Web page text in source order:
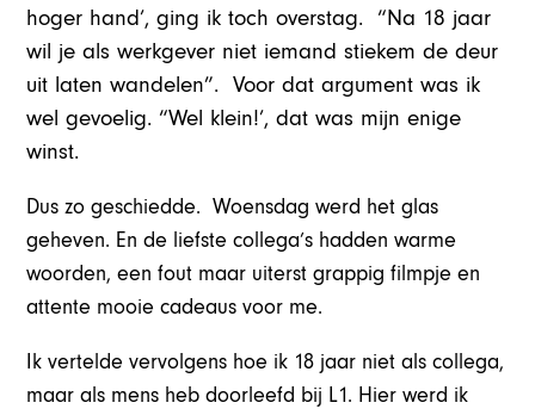
hoger hand’, ging ik toch overstag. “Na 18 jaar
wil je als werkgever niet iemand stiekem de deur
uit laten wandelen”. Voor dat argument was ik
wel gevoelig. “Wel klein!’, dat was mijn enige
winst.
Dus zo geschiedde. Woensdag werd het glas
geheven. En de liefste collega’s hadden warme
woorden, een fout maar uiterst grappig filmpje en
attente mooie cadeaus voor me.
Ik vertelde vervolgens hoe ik 18 jaar niet als collega,
maar als mens heb doorleefd bij L1. Hier werd ik